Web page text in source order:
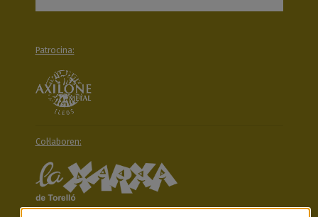
Patrocina:
Col·laboren: